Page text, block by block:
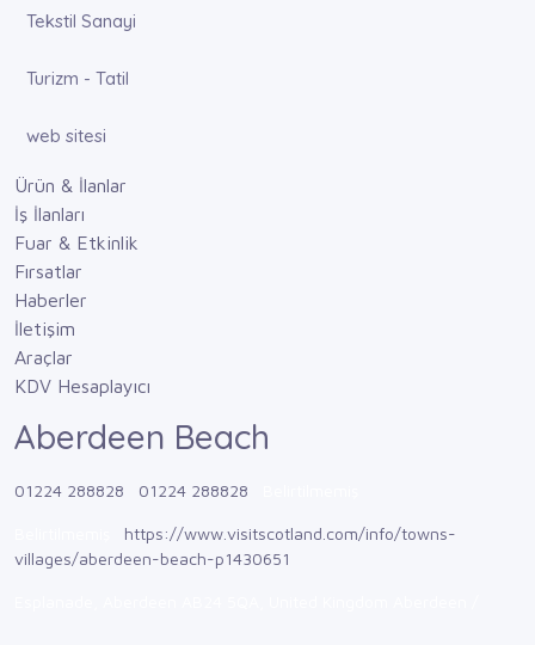
Tekstil Sanayi
Turizm - Tatil
web sitesi
Ürün & İlanlar
İş İlanları
Fuar & Etkinlik
Fırsatlar
Haberler
İletişim
Araçlar
KDV Hesaplayıcı
Aberdeen Beach
01224 288828 01224 288828
https://www.visitscotland.com/info/towns-
villages/aberdeen-beach-p1430651